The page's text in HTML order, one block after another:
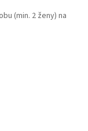
(min. 2 ženy) na